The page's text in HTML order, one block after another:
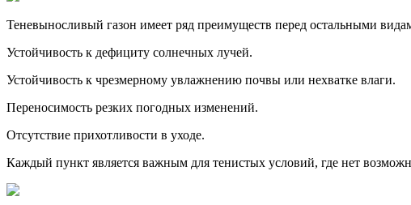
Теневыносливый газон имеет ряд преимуществ перед остальными
Устойчивость к дефициту солнечных лучей.
Устойчивость к чрезмерному увлажнению почвы или нехватке влаги.
Переносимость резких погодных изменений.
Отсутствие прихотливости в уходе.
Каждый пункт является важным для тенистых условий, где нет